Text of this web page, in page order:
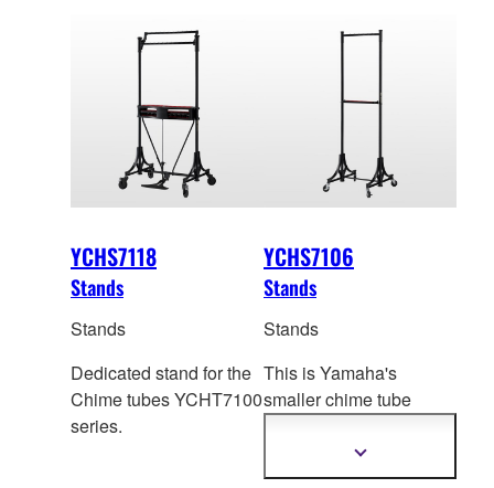
YCHS7118
Stands
Stands
Dedicated stand for the
Chime tubes YCHT7100
series.
YCHS7106
Stands
Stands
This is Yamaha's
smaller chime tube
to hang less than 6
tubes from YCHT7100
Show